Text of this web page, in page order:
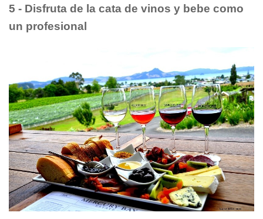
5 - Disfruta de la cata de vinos y bebe como
un profesional